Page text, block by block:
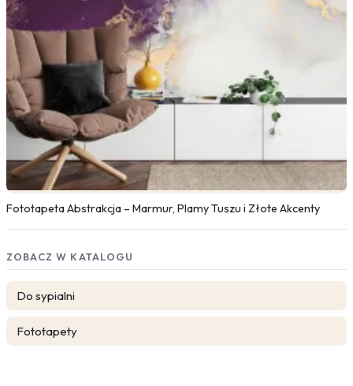
Fototapeta Abstrakcja – Marmur, Plamy Tuszu i Złote Akcenty
ZOBACZ W KATALOGU
Do sypialni
Fototapety